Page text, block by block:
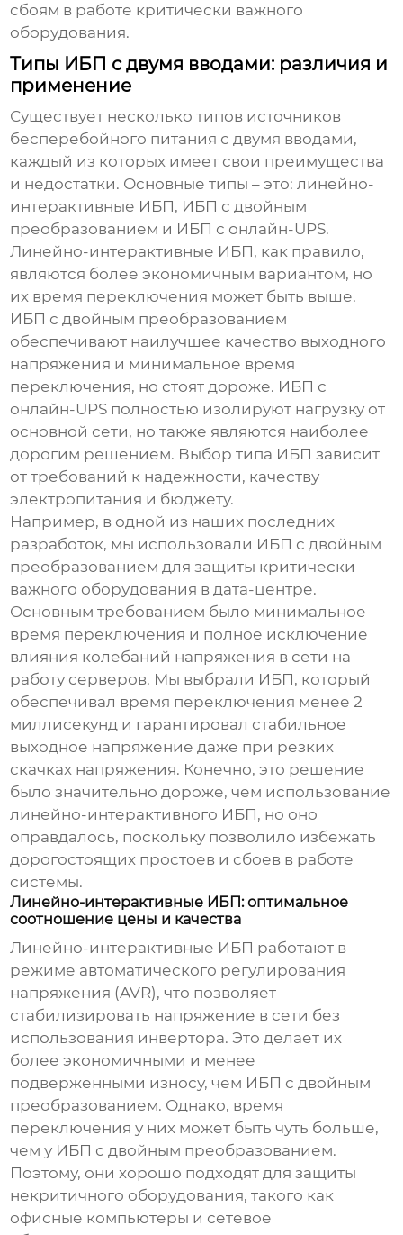
сбоям в работе критически важного
оборудования.
Типы ИБП с двумя вводами: различия и
применение
Существует несколько типов источников
бесперебойного питания с двумя вводами,
каждый из которых имеет свои преимущества
и недостатки. Основные типы – это: линейно-
интерактивные ИБП, ИБП с двойным
преобразованием и ИБП с онлайн-UPS.
Линейно-интерактивные ИБП, как правило,
являются более экономичным вариантом, но
их время переключения может быть выше.
ИБП с двойным преобразованием
обеспечивают наилучшее качество выходного
напряжения и минимальное время
переключения, но стоят дороже. ИБП с
онлайн-UPS полностью изолируют нагрузку от
основной сети, но также являются наиболее
дорогим решением. Выбор типа ИБП зависит
от требований к надежности, качеству
электропитания и бюджету.
Например, в одной из наших последних
разработок, мы использовали ИБП с двойным
преобразованием для защиты критически
важного оборудования в дата-центре.
Основным требованием было минимальное
время переключения и полное исключение
влияния колебаний напряжения в сети на
работу серверов. Мы выбрали ИБП, который
обеспечивал время переключения менее 2
миллисекунд и гарантировал стабильное
выходное напряжение даже при резких
скачках напряжения. Конечно, это решение
было значительно дороже, чем использование
линейно-интерактивного ИБП, но оно
оправдалось, поскольку позволило избежать
дорогостоящих простоев и сбоев в работе
системы.
Линейно-интерактивные ИБП: оптимальное
соотношение цены и качества
Линейно-интерактивные ИБП работают в
режиме автоматического регулирования
напряжения (AVR), что позволяет
стабилизировать напряжение в сети без
использования инвертора. Это делает их
более экономичными и менее
подверженными износу, чем ИБП с двойным
преобразованием. Однако, время
переключения у них может быть чуть больше,
чем у ИБП с двойным преобразованием.
Поэтому, они хорошо подходят для защиты
некритичного оборудования, такого как
офисные компьютеры и сетевое